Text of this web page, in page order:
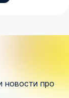
новости про